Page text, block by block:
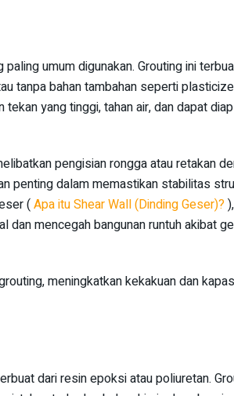
umum digunakan. Grouting ini
tanpa bahan tambahan seperti
yang tinggi, tahan air, dan dapat
pengisian rongga atau retakan
penting dalam memastikan stabilitas
(Apa itu Shear Wall (Dinding Geser)?
dan mencegah bangunan runtuh akibat
meningkatkan kekakuan dan
dari resin epoksi atau poliuretan.